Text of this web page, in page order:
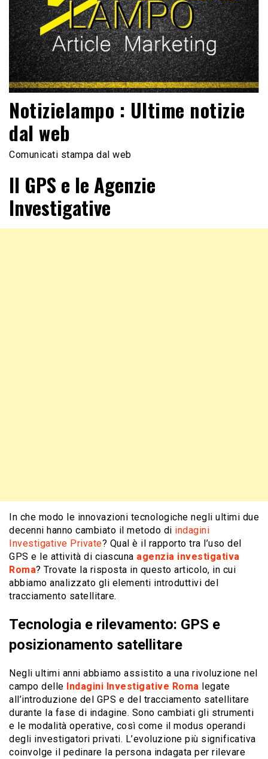
Notizielampo : Ultime notizie
dal web
Comunicati stampa dal web
Il GPS e le Agenzie
Investigative
In che modo le innovazioni tecnologiche negli ultimi due
decenni hanno cambiato il metodo di indagini
Investigative Private? Qual è il rapporto tra l’uso del
GPS e le attività di ciascuna agenzia investigativa
Roma? Trovate la risposta in questo articolo, in cui
abbiamo analizzato gli elementi introduttivi del
tracciamento satellitare.
Tecnologia e rilevamento: GPS e
posizionamento satellitare
Negli ultimi anni abbiamo assistito a una rivoluzione nel
campo delle Indagini Investigative Roma legate
all’introduzione del GPS e del tracciamento satellitare
durante la fase di indagine. Sono cambiati gli strumenti
e le modalità operative, così come il modus operandi
degli investigatori privati. L’evoluzione più significativa
coinvolge il pedinare la persona indagata per rilevare